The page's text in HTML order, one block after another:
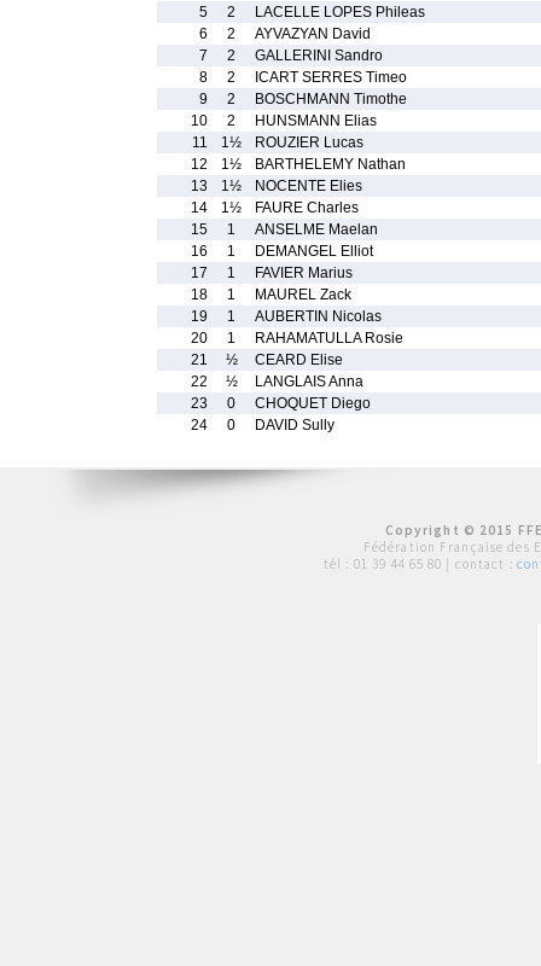
5
2
LACELLE LOPES Phileas
6
2
AYVAZYAN David
7
2
GALLERINI Sandro
8
2
ICART SERRES Timeo
9
2
BOSCHMANN Timothe
10
2
HUNSMANN Elias
11
1½
ROUZIER Lucas
12
1½
BARTHELEMY Nathan
13
1½
NOCENTE Elies
14
1½
FAURE Charles
15
1
ANSELME Maelan
16
1
DEMANGEL Elliot
17
1
FAVIER Marius
18
1
MAUREL Zack
19
1
AUBERTIN Nicolas
20
1
RAHAMATULLA Rosie
21
½
CEARD Elise
22
½
LANGLAIS Anna
23
0
CHOQUET Diego
24
0 DAVID Sully
Copyright © 2015
Fédération Française des
tél : 01 39 44 65 80 | contact :